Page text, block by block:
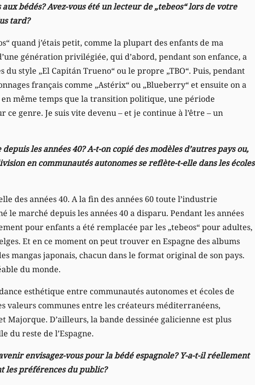
bédés? Avez-vous été un lecteur de „tebeos“ lors de votre
tard?
quand j’étais petit, comme la plupart des enfants de ma
génération privilégiée, qui d’abord, pendant son enfance, a
style „El Capitán Trueno“ ou le propre „TBO“. Puis, pendant
français comme „Astérix“ ou „Blueberry“ et ensuite on a
même temps que la transition politique, une période
genre. Je suis vite devenu – et je continue à l’être – un
les années 40? A-t-on copié des modèles d’autres pays ou,
en communautés autonomes se reflète-t-elle dans les écoles
des années 40. A la fin des années 60 toute l’industrie
le marché depuis les années 40 a disparu. Pendant les années
pour enfants a été remplacée par les „tebeos“ pour adultes,
Et en ce moment on peut trouver en Espagne des albums
mangas japonais, chacun dans le format original de son pays.
du monde.
esthétique entre communautés autonomes et écoles de
valeurs communes entre les créateurs méditerranéens,
Majorque. D’ailleurs, la bande dessinée galicienne est plus
du reste de l’Espagne.
envisagez-vous pour la bédé espagnole? Y-a-t-il réellement
les préférences du public?